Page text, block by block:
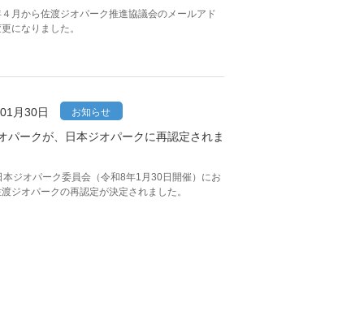
月から佐渡ジオパーク推進協議会のメールアド
になりました。
月30日 お知らせ
パークが、日本ジオパークに再認定されま
本ジオパーク委員会（令和8年1月30日開催）にお
ジオパークの再認定が決定されました。